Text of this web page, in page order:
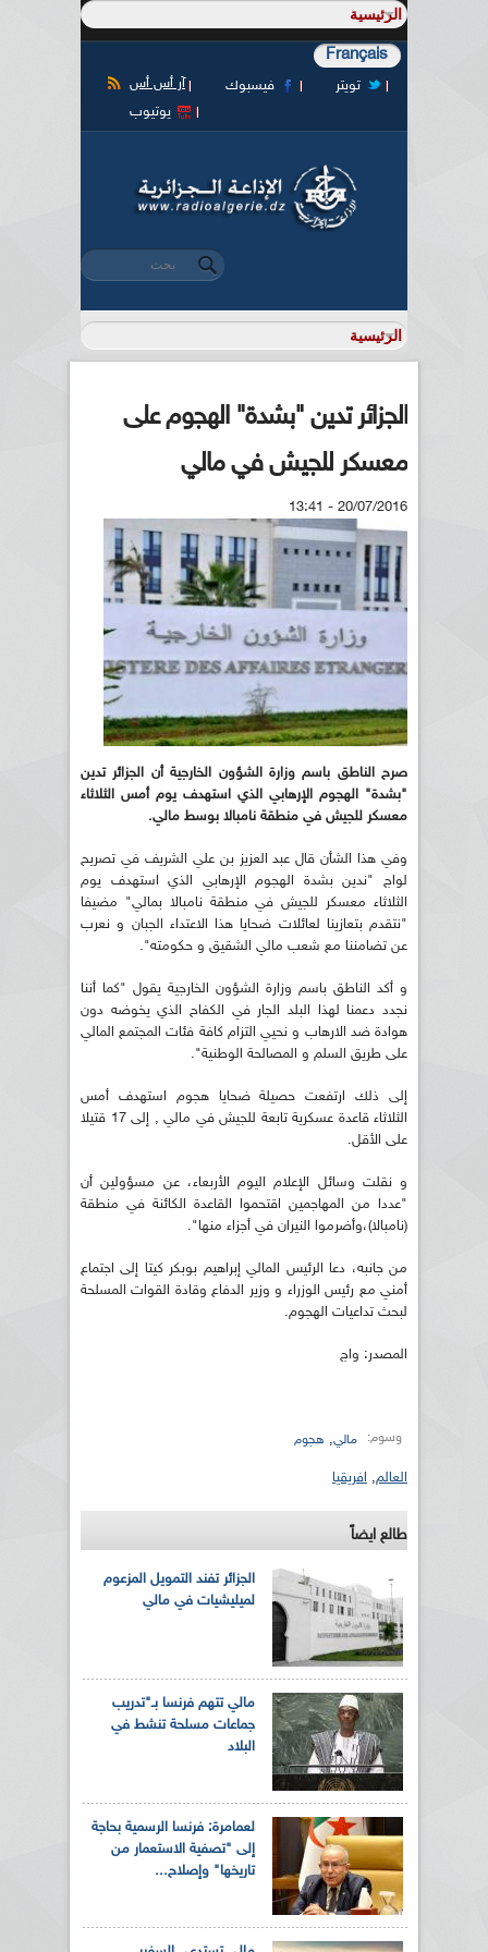
Français
آر أس أس فيسبوك
تويتر
يوتيوب
استمارة البحث
‏بحث ‏
الجزائر تدين "بشدة" الهجوم على
معسكر للجيش في مالي
20/07/2016 - 13:41
صرح الناطق باسم وزارة الشؤون الخارجية أن الجزائر تدين
"بشدة" الهجوم الإرهابي الذي استهدف يوم أمس الثلاثاء
معسكر للجيش في منطقة نامبالا بوسط مالي.
وفي هذا الشأن قال عبد العزيز بن علي الشريف في تصريح
لواج "ندين بشدة الهجوم الإرهابي الذي استهدف يوم
الثلاثاء معسكر للجيش في منطقة نامبالا بمالي" مضيفا
"نتقدم بتعازينا لعائلات ضحايا هذا الاعتداء الجبان و نعرب
عن تضامننا مع شعب مالي الشقيق و حكومته".
و أكد الناطق باسم وزارة الشؤون الخارجية يقول "كما أننا
نجدد دعمنا لهذا البلد الجار في الكفاح الذي يخوضه دون
هوادة ضد الارهاب و نحيي التزام كافة فئات المجتمع المالي
على طريق السلم و المصالحة الوطنية".
إلى ذلك ارتفعت حصيلة ضحايا هجوم استهدف أمس
الثلاثاء قاعدة عسكرية تابعة للجيش في مالي , إلى 17 قتيلا
على الأقل.
و نقلت وسائل الإعلام اليوم الأربعاء، عن مسؤولين أن
"عددا من المهاجمين اقتحموا القاعدة الكائنة في منطقة
(نامبالا)،وأضرموا النيران في أجزاء منها".
من جانبه، دعا الرئيس المالي إبراهيم بوبكر كيتا إلى اجتماع
أمني مع رئيس الوزراء و وزير الدفاع وقادة القوات المسلحة
لبحث تداعيات الهجوم.
المصدر: واج
وسوم: مالي, هجوم
العالم, افريقيا
طالع ايضاً
الجزائر تفند التمويل المزعوم
لميليشيات في مالي
مالي تتهم فرنسا بـ"تدريب
جماعات مسلحة تنشط في
البلاد
لعمامرة: فرنسا الرسمية بحاجة
إلى "تصفية الاستعمار من
تاريخها" وإصلاح...